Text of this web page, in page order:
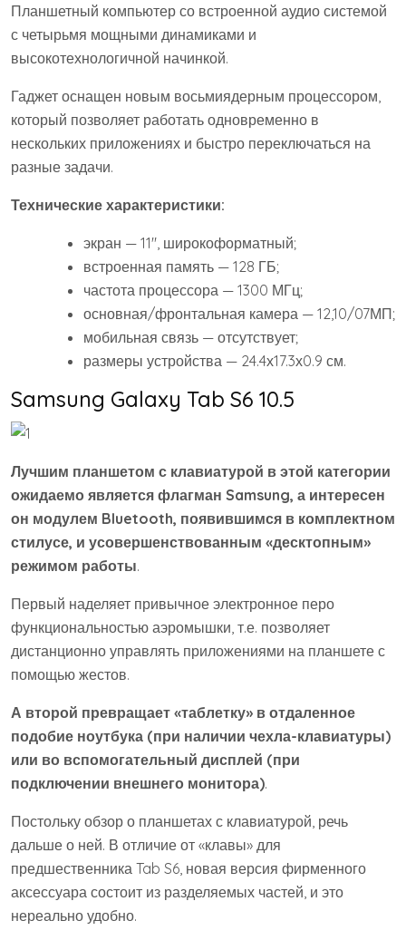
Планшетный компьютер со встроенной аудио системой
с четырьмя мощными динамиками и
высокотехнологичной начинкой.
Гаджет оснащен новым восьмиядерным процессором,
который позволяет работать одновременно в
нескольких приложениях и быстро переключаться на
разные задачи.
Технические характеристики:
экран — 11″, широкоформатный;
встроенная память — 128 ГБ;
частота процессора — 1300 МГц;
основная/фронтальная камера — 12,10/07МП;
мобильная связь — отсутствует;
размеры устройства — 24.4х17.3х0.9 см.
Samsung Galaxy Tab S6 10.5
Лучшим планшетом с клавиатурой в этой категории
ожидаемо является флагман Samsung, а интересен
он модулем Bluetooth, появившимся в комплектном
стилусе, и усовершенствованным «десктопным»
режимом работы.
Первый наделяет привычное электронное перо
функциональностью аэромышки, т.е. позволяет
дистанционно управлять приложениями на планшете с
помощью жестов.
А второй превращает «таблетку» в отдаленное
подобие ноутбука (при наличии чехла-клавиатуры)
или во вспомогательный дисплей (при
подключении внешнего монитора).
Постольку обзор о планшетах с клавиатурой, речь
дальше о ней. В отличие от «клавы» для
предшественника Tab S6, новая версия фирменного
аксессуара состоит из разделяемых частей, и это
нереально удобно.